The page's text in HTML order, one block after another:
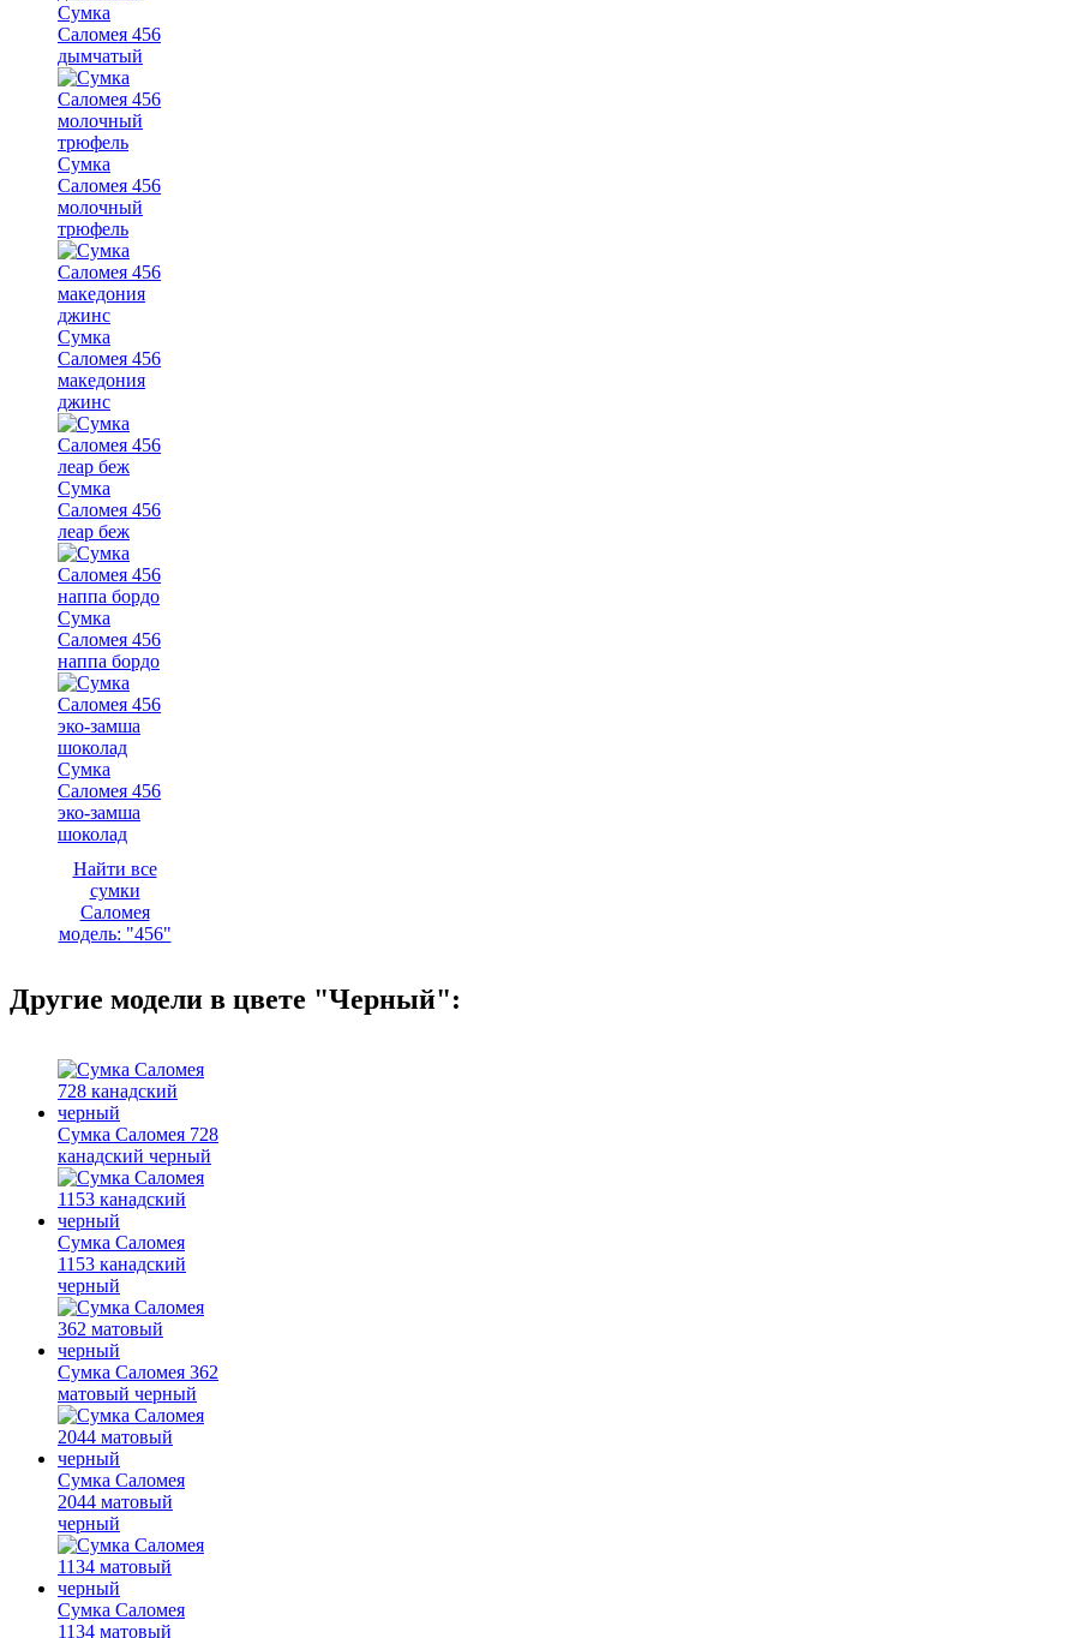
Сумка
Саломея 456
дымчатый
Сумка
Саломея 456
молочный
трюфель
Сумка
Саломея 456
македония
джинс
Сумка
Саломея 456
леар беж
Сумка
Саломея 456
наппа бордо
Сумка
Саломея 456
эко-замша
шоколад
Найти все
сумки
Саломея
модель: "456"
Другие модели в цвете "Черный":
Сумка Саломея 728
канадский черный
Сумка Саломея
1153 канадский
черный
Сумка Саломея 362
матовый черный
Сумка Саломея
2044 матовый
черный
Сумка Саломея
1134 матовый